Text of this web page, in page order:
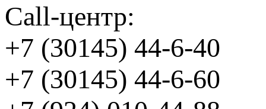
Call-центр:
+7 (30145) 44-6-40
+7 (30145) 44-6-60